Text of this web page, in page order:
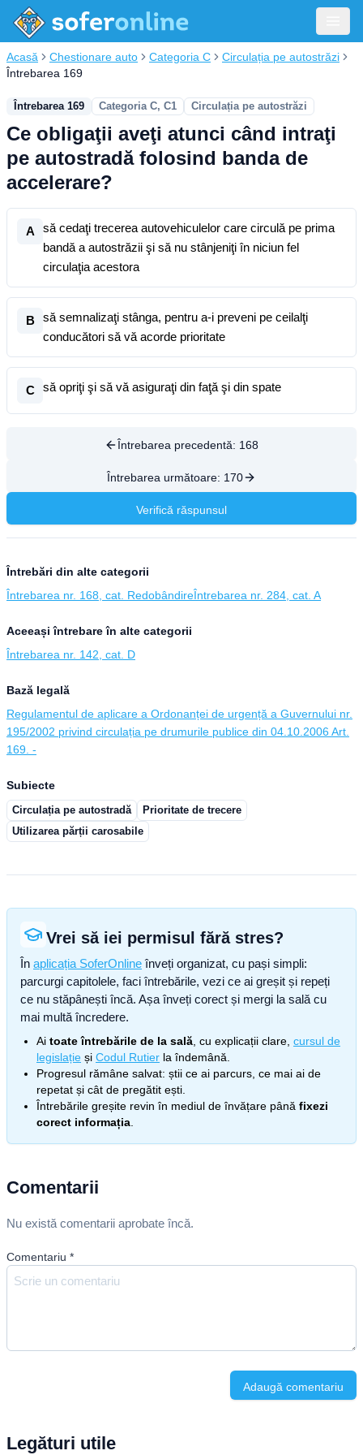
Acasă Chestionare auto Categoria C
Circulația pe autostrăzi
Întrebarea 169
Întrebarea 169 Categoria C, C1 Circulația pe autostrăzi
Ce obligaţii aveţi atunci când intraţi
pe autostradă folosind banda de
accelerare?
A
să cedaţi trecerea autovehiculelor care circulă pe prima
bandă a autostrăzii şi să nu stânjeniţi în niciun fel
circulaţia acestora
B
să semnalizaţi stânga, pentru a-i preveni pe ceilalţi
conducători să vă acorde prioritate
C să opriţi şi să vă asiguraţi din faţă şi din spate
Întrebarea precedentă: 168
Întrebarea următoare: 170
Verifică răspunsul
Întrebări din alte categorii
Întrebarea nr. 168, cat. RedobândireÎntrebarea nr. 284, cat. A
Aceeași întrebare în alte categorii
Întrebarea nr. 142, cat. D
Bază legală
Regulamentul de aplicare a Ordonanței de urgență a Guvernului nr.
195/2002 privind circulația pe drumurile publice din 04.10.2006 Art.
169. -
Subiecte
Circulația pe autostradă
Prioritate de trecere
Utilizarea părții carosabile
Vrei să iei permisul fără stres?
În aplicația SoferOnline înveți organizat, cu pași simpli:
parcurgi capitolele, faci întrebările, vezi ce ai greșit și repeți
ce nu stăpânești încă. Așa înveți corect și mergi la sală cu
mai multă încredere.
Ai toate întrebările de la sală , cu explicații clare, cursul de
legislație și Codul Rutier la îndemână.
Progresul rămâne salvat: știi ce ai parcurs, ce mai ai de
repetat și cât de pregătit ești.
Întrebările greșite revin în mediul de învățare până fixezi
corect informația
Comentarii
Nu există comentarii aprobate încă.
Comentariu *
Adaugă comentariu
Legături utile